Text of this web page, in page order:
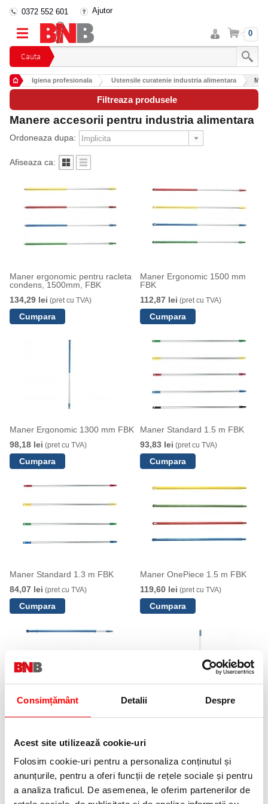
Consimțământ Detalii Despre
Acest site utilizează cookie-uri
Folosim cookie-uri pentru a personaliza conținutul și
anunțurile, pentru a oferi funcții de rețele sociale și pentru
a analiza traficul. De asemenea, le oferim partenerilor de
Cauta
0372 552 601 Ajutor
Intra
in
cont
Cos 0
Igiena profesionala Ustensile curatenie industria alimentara
Filtreaza produsele
Manere accesorii pentru industria alimentara
Ordoneaza dupa:
Afiseaza ca:
Maner ergonomic pentru racleta
condens, 1500mm, FBK
134,29 lei (pret cu TVA)
Maner Ergonomic 1500 mm
FBK
112,87 lei (pret cu TVA)
Maner Ergonomic 1300 mm FBK
98,18 lei (pret cu TVA)
Maner Standard 1.5 m FBK
93,83 lei (pret cu TVA)
Maner Standard 1.3 m FBK
84,07 lei (pret cu TVA)
Maner OnePiece 1.5 m FBK
119,60 lei (pret cu TVA)
Maner ergonomic telescopic
197,30 lei(pret cu TVA)
Maner telescopic 2500-
529,66 lei
NOUTATI